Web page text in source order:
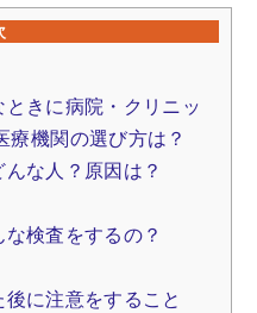
きに病院・クリニッ
療機関の選び方は？
な人？原因は？
検査をするの？
に注意をすること